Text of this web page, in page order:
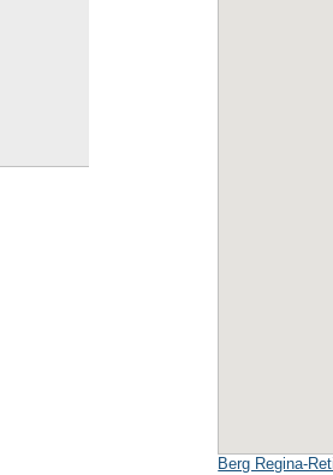
Berg Regina-